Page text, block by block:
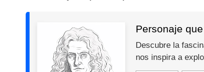
Personaje
Descubre la
nos inspira a